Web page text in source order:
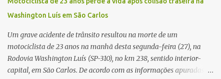
principal missão da gestão pública não é apenas investir mais,
mas decidir melhor onde investir para produzir o maior benefício
possível à população. Essa reflexão encontra respaldo tanto na
teoria da admini...
Washington Luís em São Carlos
Um grave acidente de trânsito resultou na morte de um
motociclista de 23 anos na manhã desta segunda-feira (27), na
Rodovia Washington Luís (SP-310), no km 238, sentido interior-
capital, em São Carlos. De acordo com as informações apuradas no